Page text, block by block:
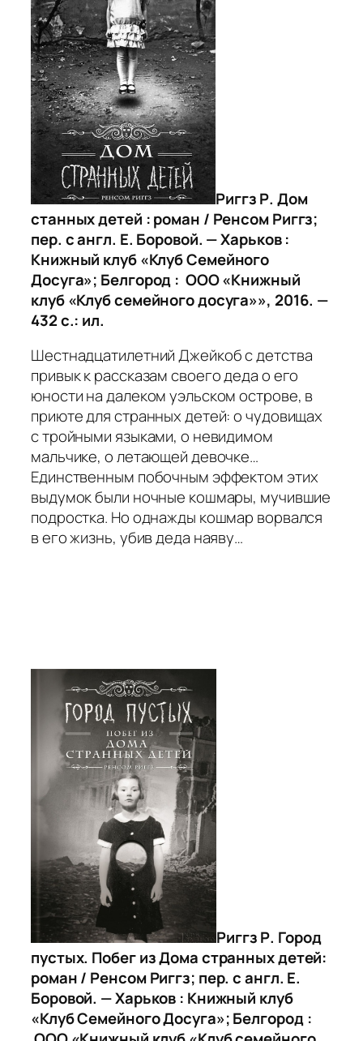
Риггз Р. Дом
станных детей : роман / Ренсом Риггз;
пер. с англ. Е. Боровой. — Харьков :
Книжный клуб «Клуб Семейного
Досуга»; Белгород : ООО «Книжный
клуб «Клуб семейного досуга»», 2016. —
432 с.: ил.
Шестнадцатилетний Джейкоб с детства
привык к рассказам своего деда о его
юности на далеком уэльском острове, в
приюте для странных детей: о чудовищах
с тройными языками, о невидимом
мальчике, о летающей девочке…
Единственным побочным эффектом этих
выдумок были ночные кошмары, мучившие
подростка. Но однажды кошмар ворвался
в его жизнь, убив деда наяву…
Риггз Р. Город
пустых. Побег из Дома странных детей:
роман / Ренсом Риггз; пер. с англ. Е.
Боровой. — Харьков : Книжный клуб
«Клуб Семейного Досуга»; Белгород :